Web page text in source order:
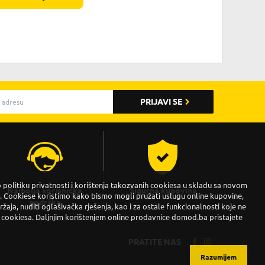
PRIJAVI SE
Najbolja korisnička
podrška
Sigurna kupovina
PRATITE NAS
politiku privatnosti i korištenja takozvanih cookiesa u skladu sa novom
koristimo kako bismo mogli pružati uslugu online kupovine,
nuditi oglašivačka rješenja, kao i za ostale funkcionalnosti koje ne
Daljnjim korištenjem online prodavnice domod.ba pristajete
Razumijem